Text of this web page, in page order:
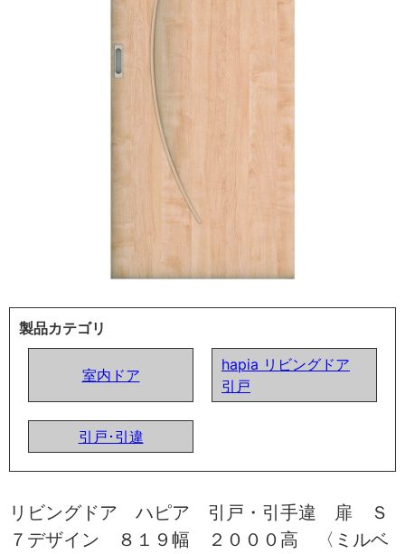
製品カテゴリ
室内ドア
hapia リビングドア
引戸
引戸･引違
リビングドア ハピア 引戸・引手違 扉 Ｓ
７デザイン ８１９幅 ２０００高 〈ミルベ